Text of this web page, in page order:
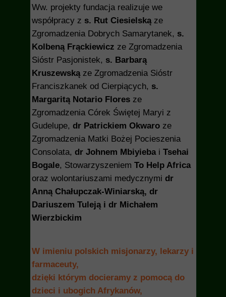
Ww. projekty fundacja realizuje we
współpracy z s. Rut Ciesielską ze
Zgromadzenia Dobrych Samarytanek, s.
Kolbeną Frąckiewicz ze Zgromadzenia
Sióstr Pasjonistek, s. Barbarą
Kruszewską ze Zgromadzenia Sióstr
Franciszkanek od Cierpiących, s.
Margaritą Notario Flores ze
Zgromadzenia Córek Świętej Maryi z
Gudelupe, dr Patrickiem Okwaro ze
Zgromadzenia Matki Bożej Pocieszenia
Consolata, dr Johnem Mbiyiebai Tsehai
Bogale, Stowarzyszeniem To Help Africa
oraz wolontariuszami medycznymi dr
Anną Chałupczak-Winiarską, dr
Dariuszem Tuleją i dr Michałem
Wierzbickim
W imieniu polskich misjonarzy, lekarzy i
farmaceuty,
dzięki którym docieramy z pomocą do
dzieci i ubogich Afrykanów,